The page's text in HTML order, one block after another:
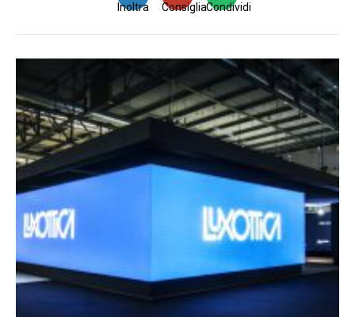
Condividi
Consiglia
Inoltra